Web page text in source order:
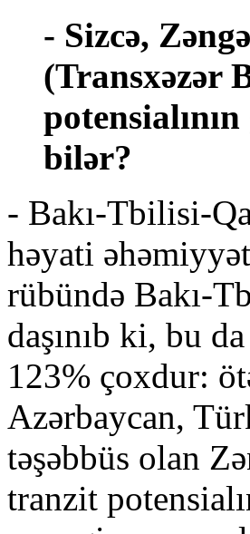
- Sizcə,
(Transxəzər
bilər?
- Bakı-Tbilisi-
həyati
rübündə Bakı-
daşınıb ki, bu
123% çoxdur:
Azərbaycan,
təşəbbüs olan
tranzit